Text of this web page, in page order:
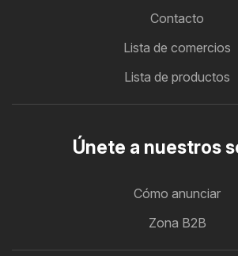
Contacto
Lista de comercios
Lista de productos
Únete a nuestros
Cómo anunciar
Zona B2B